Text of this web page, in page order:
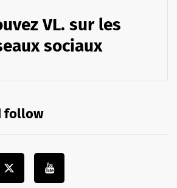
VL. sur les
sociaux
follow